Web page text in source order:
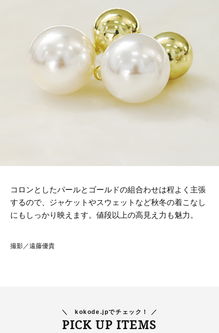
コロンとしたパールとゴールドの組合わせは程よく主張
するので、ジャケットやスウェットなど秋冬の着こなし
にもしっかり映えます。値段以上の高見え力も魅力。
撮影／遠藤優貴
＼ kokode.jpでチェック！ ／
PICK UP ITEMS